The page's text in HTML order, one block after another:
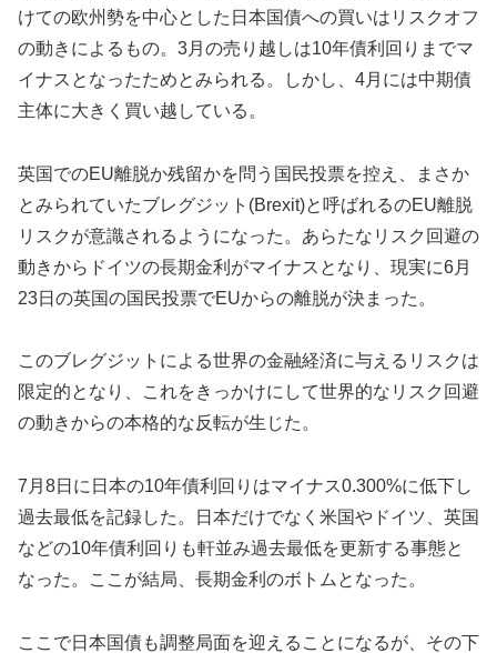
けての欧州勢を中心とした日本国債への買いはリスクオフ
の動きによるもの。3月の売り越しは10年債利回りまでマ
イナスとなったためとみられる。しかし、4月には中期債
主体に大きく買い越している。
英国でのEU離脱か残留かを問う国民投票を控え、まさか
とみられていたブレグジット(Brexit)と呼ばれるのEU離脱
リスクが意識されるようになった。あらたなリスク回避の
動きからドイツの長期金利がマイナスとなり、現実に6月
23日の英国の国民投票でEUからの離脱が決まった。
このブレグジットによる世界の金融経済に与えるリスクは
限定的となり、これをきっかけにして世界的なリスク回避
の動きからの本格的な反転が生じた。
7月8日に日本の10年債利回りはマイナス0.300%に低下し
過去最低を記録した。日本だけでなく米国やドイツ、英国
などの10年債利回りも軒並み過去最低を更新する事態と
なった。ここが結局、長期金利のボトムとなった。
ここで日本国債も調整局面を迎えることになるが、その下